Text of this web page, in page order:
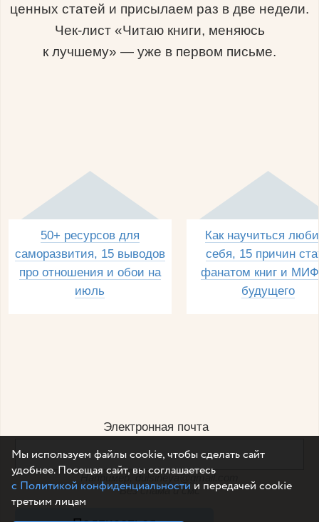
ценных статей и присылаем раз в две недели.
Чек-лист «Читаю книги, меняюсь
к лучшему» — уже в первом письме.
50+ ресурсов для
саморазвития, 15 выводов
про отношения и обои на
июль
Как научиться
себя, 15 причин
фанатом книг и
будущего
Электронная почта
Например, dulsineya@gmail.com
Без спама и смс
Мы используем файлы cookie, чтобы сделать сайт
удобнее. Посещая сайт, вы соглашаетесь
с Политикой конфиденциальности и передачей cookie
третьим лицам